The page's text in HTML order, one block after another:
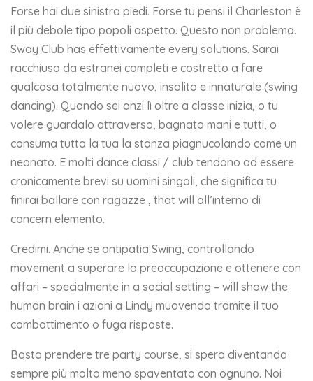
Forse hai due sinistra piedi. Forse tu pensi il Charleston è
il più debole tipo popoli aspetto. Questo non problema.
Sway Club has effettivamente every solutions. Sarai
racchiuso da estranei completi e costretto a fare
qualcosa totalmente nuovo, insolito e innaturale (swing
dancing). Quando sei anzi lì oltre a classe inizia, o tu
volere guardalo attraverso, bagnato mani e tutti, o
consuma tutta la tua la stanza piagnucolando come un
neonato. E molti dance classi / club tendono ad essere
cronicamente brevi su uomini singoli, che significa tu
finirai ballare con ragazze , that will all’interno di
concern elemento.
Credimi. Anche se antipatia Swing, controllando
movement a superare la preoccupazione e ottenere con
affari – specialmente in a social setting – will show the
human brain i azioni a Lindy muovendo tramite il tuo
combattimento o fuga risposte.
Basta prendere tre party course, si spera diventando
sempre più molto meno spaventato con ognuno. Noi